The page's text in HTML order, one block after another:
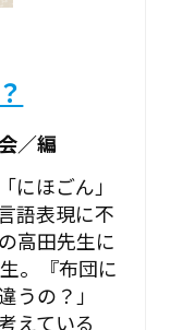
／編
にほごん」
語表現に不
高田先生に
。『布団に
うの？」
えている